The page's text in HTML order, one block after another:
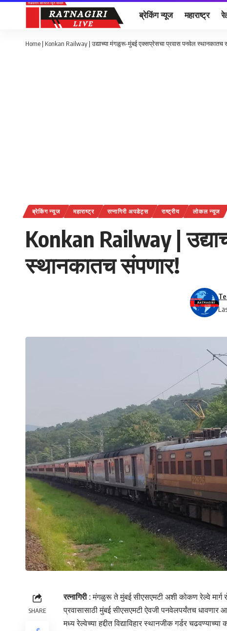
ब्रेकिंग न्यूज महाराष्ट्र
Home | Konkan Railway | उद्याच्या मंगळुरू-मुंबई एक्सप्रेसचा प्रवास पनवेल स्थानकातच
ब्रेकिंग न्यूज महाराष्ट्र रत्नागिरी अपडेट्स राष्ट्रीय लोकल न्यूज
Konkan Railway |
स्थानकातच संपणार!
SHARE
रत्नागिरी :मंगळुरू ते मुंबई सीएसएमटी अशी कोकण रेल्वे मार्ग
प्रवासासाठी मुंबई सीएसएमटी ऐवजी पनवेलपर्यंतच धावणार
मध्य रेल्वेच्या हद्दीत विद्याविहार स्थानजीक गर्डर